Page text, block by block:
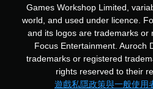
Games Workshop Limited,
world, and used under licence.
and its logos are trademarks or
Focus Entertainment. Auroch
trademarks or registered
rights reserved to their
遊戲私隱政策與一般使用